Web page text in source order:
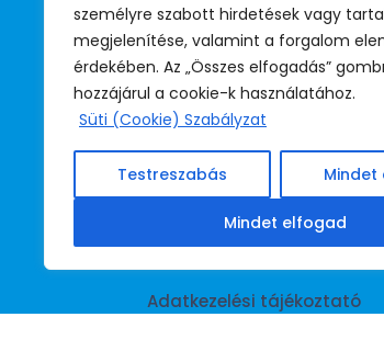
személyre szabott hirdetések vagy
megjelenítése, valamint a forgalom
érdekében. Az „Összes elfogadás”
hozzájárul a cookie-k használatához.
Süti (Cookie) Szabályzat
Testreszabás
Mindet elfogad
 BM telefon
39-530
(titkárság)
39-531
(jogsegély)
39-532
(irodavezető)
Adatkezelési tájékoztató